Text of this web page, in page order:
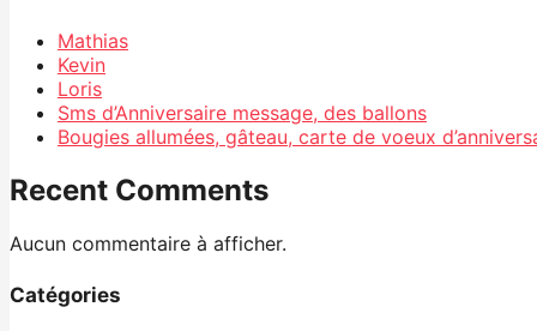
Mathias
Kevin
Loris
Sms d’Anniversaire message, des ballons
Bougies allumées, gâteau, carte de voeux
Recent Comments
Aucun commentaire à afficher.
Catégories